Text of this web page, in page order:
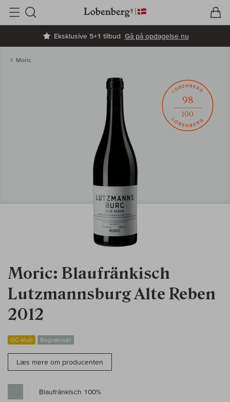
Eksklusive 5+1 tilbud Gå på opdagelse nu
Søg
Moric
Moric: Blaufränkisch
Lutzmannsburg Alte Reben
2012
GC-klub Begrænset
Læs mere om producenten
98
100
Blaufränkisch 100%